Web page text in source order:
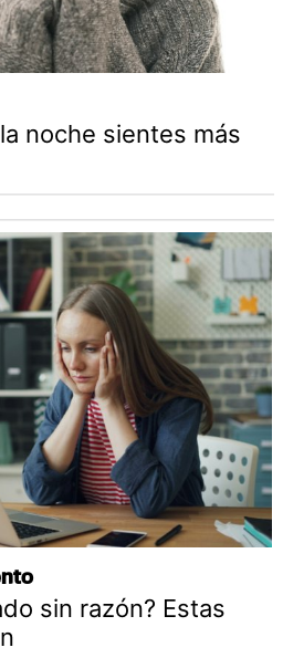
noche sientes más
sin razón? Estas